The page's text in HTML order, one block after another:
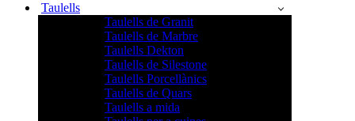
Taulells
Taulells de Granit
Taulells de Marbre
Taulells Dekton
Taulells de Silestone
Taulells Porcellànics
Taulells de Quars
Taulells a mida